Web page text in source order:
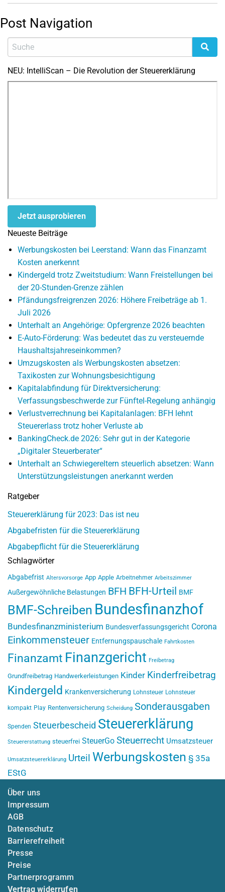
Post Navigation
NEU: IntelliScan – Die Revolution der Steuererklärung
Jetzt ausprobieren
Neueste Beiträge
Werbungskosten bei Leerstand: Wann das Finanzamt
Kosten anerkennt
Kindergeld trotz Zweitstudium: Wann Freistellungen bei
der 20-Stunden-Grenze zählen
Pfändungsfreigrenzen 2026: Höhere Freibeträge ab 1.
Juli 2026
Unterhalt an Angehörige: Opfergrenze 2026 beachten
E-Auto-Förderung: Was bedeutet das zu versteuernde
Haushaltsjahreseinkommen?
Umzugskosten als Werbungskosten absetzen:
Taxikosten zur Wohnungsbesichtigung
Kapitalabfindung für Direktversicherung:
Verfassungsbeschwerde zur Fünftel-Regelung anhängig
Verlustverrechnung bei Kapitalanlagen: BFH lehnt
Steuererlass trotz hoher Verluste ab
BankingCheck.de 2026: Sehr gut in der Kategorie
„Digitaler Steuerberater“
Unterhalt an Schwiegereltern steuerlich absetzen: Wann
Unterstützungsleistungen anerkannt werden
Ratgeber
Steuererklärung für 2023: Das ist neu
Abgabefristen für die Steuererklärung
Abgabepflicht für die Steuererklärung
Schlagwörter
Abgabefrist Altersvorsorge App Apple Arbeitnehmer Arbeitszimmer
Außergewöhnliche Belastungen BFH BFH-Urteil BMF
BMF-Schreiben Bundesfinanzhof
Bundesfinanzministerium Bundesverfassungsgericht Corona
Einkommensteuer Entfernungspauschale Fahrtkosten
Finanzamt Finanzgericht Freibetrag
Grundfreibetrag Handwerkerleistungen Kinder Kinderfreibetrag
Kindergeld Krankenversicherung Lohnsteuer Lohnsteuer
kompakt Play Rentenversicherung Scheidung Sonderausgaben
Spenden Steuerbescheid Steuererklärung
Steuererstattung steuerfrei SteuerGo Steuerrecht Umsatzsteuer
Umsatzsteuererklärung Urteil Werbungskosten § 35a
EStG
Über uns
Impressum
AGB
Datenschutz
Barrierefreiheit
Presse
Preise
Partnerprogramm
Vertrag widerrufen